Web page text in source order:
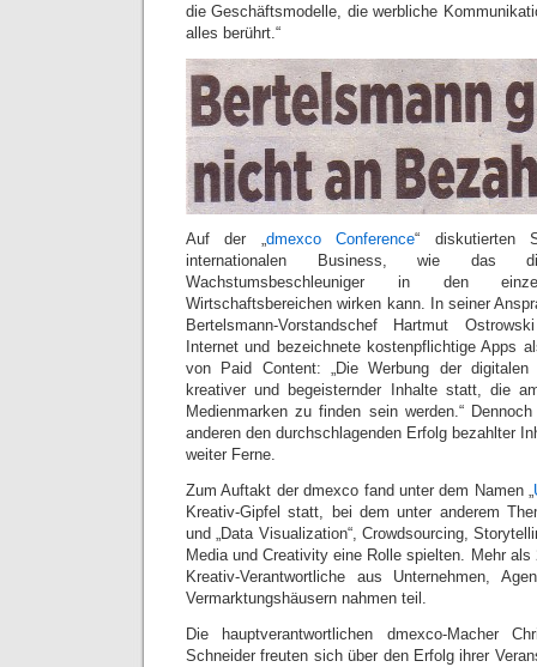
die Geschäftsmodelle, die werbliche
alles berührt.“
Auf der „dmexco Conference“ diskutierten
internationalen Business, wie das
Wachstumsbeschleuniger in den
Wirtschaftsbereichen wirken kann. In seiner
Bertelsmann-Vorstandschef Hartmut
Internet und bezeichnete kostenpflichtige Apps
von Paid Content: „Die Werbung der
kreativer und begeisternder Inhalte statt, die
Medienmarken zu finden sein werden.“
anderen den durchschlagenden Erfolg bezahlter
weiter Ferne.
Zum Auftakt der dmexco fand unter dem Namen „
Kreativ-Gipfel statt, bei dem unter anderem
und „Data Visualization“, Crowdsourcing,
Media und Creativity eine Rolle spielten. Mehr
Kreativ-Verantwortliche aus Unternehmen,
Vermarktungshäusern nahmen teil.
Die hauptverantwortlichen dmexco-Macher
Schneider freuten sich über den Erfolg ihrer